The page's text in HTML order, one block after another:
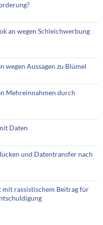
an wegen Schleichwerbung
wegen Aussagen zu Blümel
Mehreinnahmen durch
Daten
und Datentransfer nach
rassistischem Beitrag für